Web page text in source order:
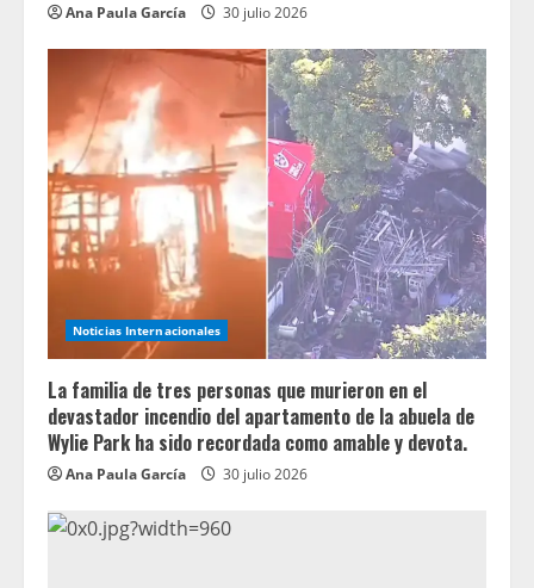
Ana Paula García 30 julio 2026
Noticias Internacionales
La familia de tres personas que murieron en el
devastador incendio del apartamento de la abuela de
Wylie Park ha sido recordada como amable y devota.
Ana Paula García 30 julio 2026